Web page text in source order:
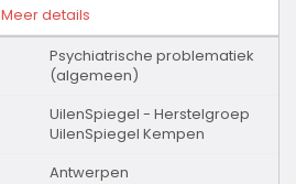
Meer details
Psychiatrische problematiek
(algemeen)
UilenSpiegel - Herstelgroep
UilenSpiegel Kempen
Antwerpen